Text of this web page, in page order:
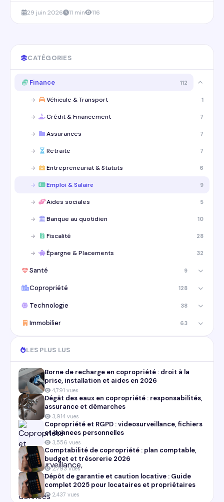
29 juin 2026 11 min 116
CATÉGORIES
Finance 112
Véhicule & Transport 1
Crédit & Financement 7
Assurances 7
Retraite 7
Entrepreneuriat & Statuts 6
Emploi & Salaire 9
Aides sociales 5
Banque au quotidien 10
Fiscalité 28
Épargne & Placements 32
Santé 9
Copropriété 128
Technologie 38
Immobilier 63
LES PLUS LUS
Borne de recharge en copropriété : droit à la
prise, installation et aides en 2026
4,791 vues
Dégât des eaux en copropriété : responsabilités,
assurance et démarches
3,914 vues
Copropriété et RGPD : videosurveillance, fichiers
et donnees personnelles
3,556 vues
Comptabilité de copropriété : plan comptable,
budget et trésorerie 2026
2,793 vues
Dépôt de garantie et caution locative : Guide
complet 2025 pour locataires et propriétaires
2,437 vues